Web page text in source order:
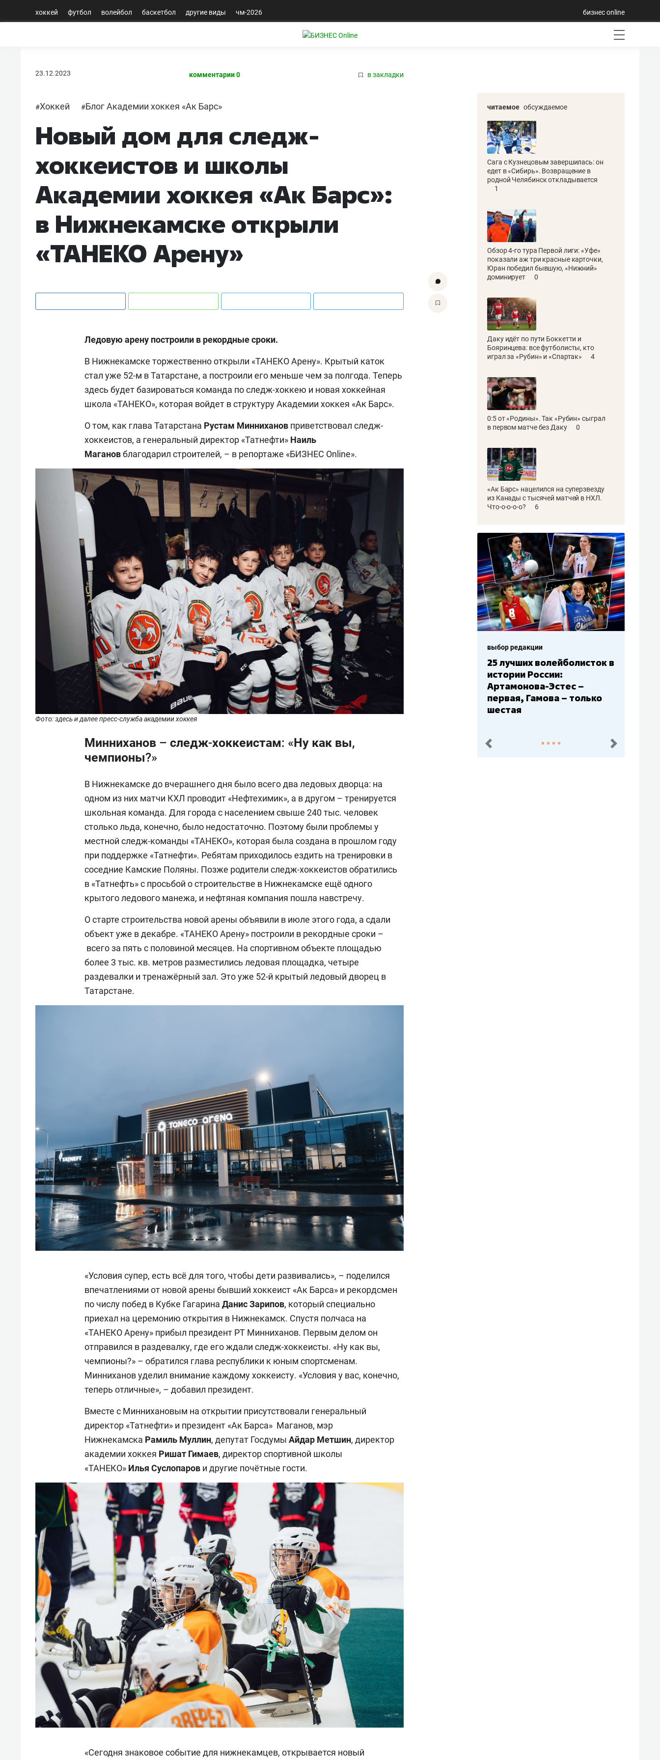
хоккей футбол волейбол баскетбол другие виды чм-2026 бизнес online
23.12.2023 комментарии 0 в закладки
#Хоккей #Блог Академии хоккея «Ак Барс»
Новый дом для следж-
хоккеистов и школы
Академии хоккея «Ак Барс»:
в Нижнекамске открыли
«ТАНЕКО Арену»
Ледовую арену построили в рекордные сроки.
В Нижнекамске торжественно открыли «ТАНЕКО Арену». Крытый каток
стал уже 52-м в Татарстане, а построили его меньше чем за полгода. Теперь
здесь будет базироваться команда по следж-хоккею и новая хоккейная
школа «ТАНЕКО», которая войдет в структуру Академии хоккея «Ак Барс».
О том, как глава Татарстана Рустам Минниханов приветствовал следж-
хоккеистов, а генеральный директор «Татнефти» Наиль
Магановблагодарил строителей, – в репортаже «БИЗНЕС Online».
Фото: здесь и далее пресс-служба академии хоккея
Минниханов – следж-хоккеистам: «Ну как вы,
чемпионы?»
В Нижнекамске до вчерашнего дня было всего два ледовых дворца: на
одном из них матчи КХЛ проводит «Нефтехимик», а в другом – тренируется
школьная команда. Для города с населением свыше 240 тыс. человек
столько льда, конечно, было недостаточно. Поэтому были проблемы у
местной следж-команды «ТАНЕКО», которая была создана в прошлом году
при поддержке «Татнефти». Ребятам приходилось ездить на тренировки в
соседние Камские Поляны. Позже родители следж-хоккеистов обратились
в «Татнефть» с просьбой о строительстве в Нижнекамске ещё одного
крытого ледового манежа, и нефтяная компания пошла навстречу.
О старте строительства новой арены объявили в июле этого года, а сдали
объект уже в декабре. «ТАНЕКО Арену» построили в рекордные сроки –
всего за пять с половиной месяцев. На спортивном объекте площадью
более 3 тыс. кв. метров разместились ледовая площадка, четыре
раздевалки и тренажёрный зал. Это уже 52-й крытый ледовый дворец в
Татарстане.
«Условия супер, есть всё для того, чтобы дети развивались», – поделился
впечатлениями от новой арены бывший хоккеист «Ак Барса» и рекордсмен
по числу побед в Кубке Гагарина Данис Зарипов, который специально
приехал на церемонию открытия в Нижнекамск. Спустя полчаса на
«ТАНЕКО Арену» прибыл президент РТ Минниханов. Первым делом он
отправился в раздевалку, где его ждали следж-хоккеисты. «Ну как вы,
чемпионы?» – обратился глава республики к юным спортсменам.
Минниханов уделил внимание каждому хоккеисту. «Условия у вас, конечно,
теперь отличные», – добавил президент.
Вместе с Миннихановым на открытии присутствовали генеральный
директор «Татнефти» и президент «Ак Барса» Маганов, мэр
Нижнекамска Рамиль Муллин, депутат Госдумы Айдар Метшин, директор
академии хоккея Ришат Гимаев, директор спортивной школы
«ТАНЕКО» Илья Суслопаров и другие почётные гости.
«Сегодня знаковое событие для нижнекамцев, открывается новый
читаемое обсуждаемое
Сага с Кузнецовым завершилась: он
едет в «Сибирь». Возвращение в
родной Челябинск откладывается
1
Обзор 4-го тура Первой лиги: «Уфе»
показали аж три красные карточки,
Юран победил бывшую, «Нижний»
доминирует
0
Даку идёт по пути Боккетти и
Бояринцева: все футболисты, кто
играл за «Рубин» и «Спартак»
4
0:5 от «Родины». Так «Рубин» сыграл
в первом матче без Даку
0
«Ак Барс» нацелился на суперзвезду
из Канады с тысячей матчей в НХЛ.
Что-о-о-о-о?
6
выбор редакции
Бюджеты клубов КХЛ: СКА
– главный мажор, «Ак
Барс» – второй, «Салават
Юлаев» – середняк
пред. след.